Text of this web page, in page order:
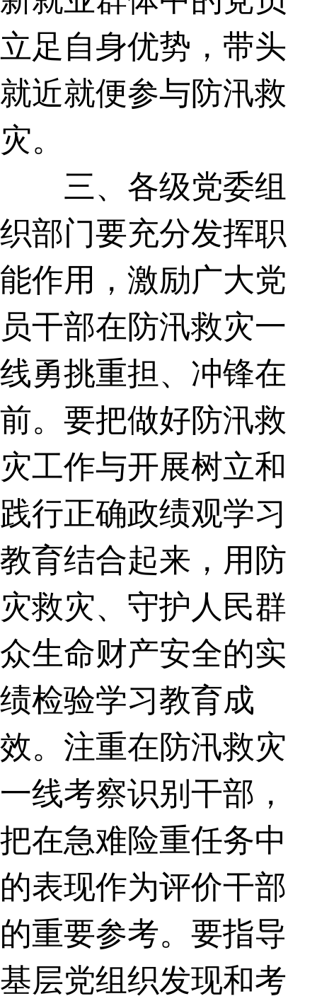
立足自身优势，带头
就近就便参与防汛救
灾。
三、各级党委组
织部门要充分发挥职
能作用，激励广大党
员干部在防汛救灾一
线勇挑重担、冲锋在
前。要把做好防汛救
灾工作与开展树立和
践行正确政绩观学习
教育结合起来，用防
灾救灾、守护人民群
众生命财产安全的实
绩检验学习教育成
效。注重在防汛救灾
一线考察识别干部，
把在急难险重任务中
的表现作为评价干部
的重要参考。要指导
基层党组织发现和考